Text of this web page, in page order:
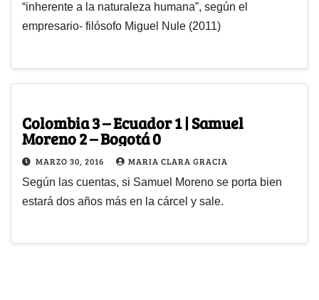
“inherente a la naturaleza humana”, según el
empresario- filósofo Miguel Nule (2011)
Colombia 3 – Ecuador 1 | Samuel
Moreno 2 – Bogotá 0
MARZO 30, 2016 MARIA CLARA GRACIA
Según las cuentas, si Samuel Moreno se porta bien
estará dos años más en la cárcel y sale.